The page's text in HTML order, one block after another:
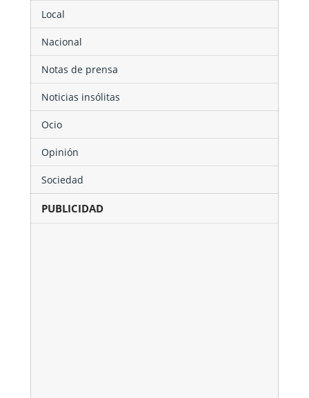
Local
Nacional
Notas de prensa
Noticias insólitas
Ocio
Opinión
Sociedad
PUBLICIDAD